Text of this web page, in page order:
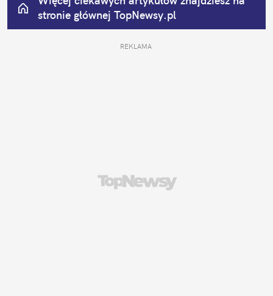
stronie głównej TopNewsy.pl
REKLAMA